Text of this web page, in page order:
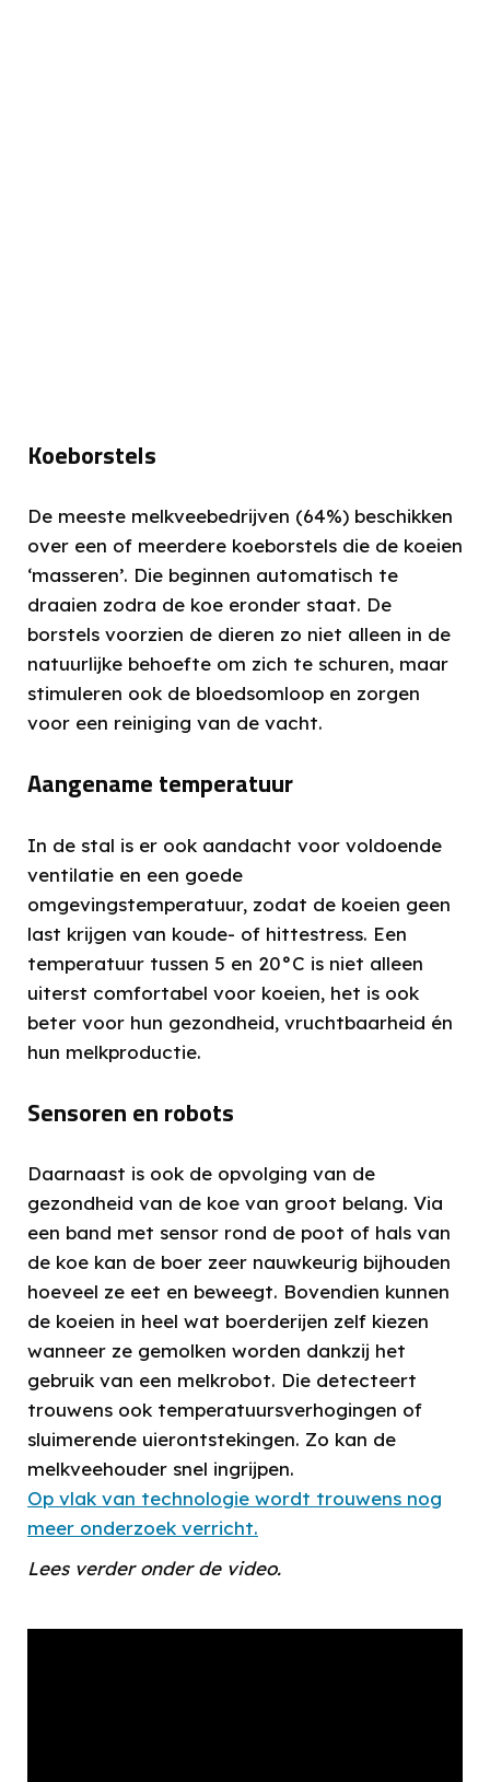
Koeborstels
De meeste melkveebedrijven (64%) beschikken
over een of meerdere koeborstels die de koeien
‘masseren’. Die beginnen automatisch te
draaien zodra de koe eronder staat. De
borstels voorzien de dieren zo niet alleen in de
natuurlijke behoefte om zich te schuren, maar
stimuleren ook de bloedsomloop en zorgen
voor een reiniging van de vacht.
Aangename temperatuur
In de stal is er ook aandacht voor voldoende
ventilatie en een goede
omgevingstemperatuur, zodat de koeien geen
last krijgen van koude- of hittestress. Een
temperatuur tussen 5 en 20°C is niet alleen
uiterst comfortabel voor koeien, het is ook
beter voor hun gezondheid, vruchtbaarheid én
hun melkproductie.
Sensoren en robots
Daarnaast is ook de opvolging van de
gezondheid van de koe van groot belang. Via
een band met sensor rond de poot of hals van
de koe kan de boer zeer nauwkeurig bijhouden
hoeveel ze eet en beweegt. Bovendien kunnen
de koeien in heel wat boerderijen zelf kiezen
wanneer ze gemolken worden dankzij het
gebruik van een melkrobot. Die detecteert
trouwens ook temperatuursverhogingen of
sluimerende uierontstekingen. Zo kan de
melkveehouder snel ingrijpen.
Op vlak van technologie wordt trouwens nog
meer onderzoek verricht.
Lees verder onder de video.